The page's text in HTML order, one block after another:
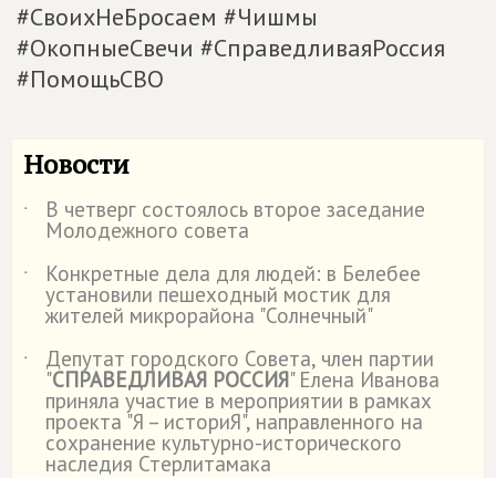
#СвоихНеБросаем #Чишмы
#ОкопныеСвечи #СправедливаяРоссия
#ПомощьСВО
Новости
˙ В четверг состоялось второе заседание
Молодежного совета
˙
Конкретные дела для людей: в Белебее
установили пешеходный мостик для
жителей микрорайона "Солнечный"
˙
Депутат городского Совета, член партии
"СПРАВЕДЛИВАЯ РОССИЯ" Елена Иванова
приняла участие в мероприятии в рамках
проекта "Я – историЯ", направленного на
сохранение культурно-исторического
наследия Стерлитамака